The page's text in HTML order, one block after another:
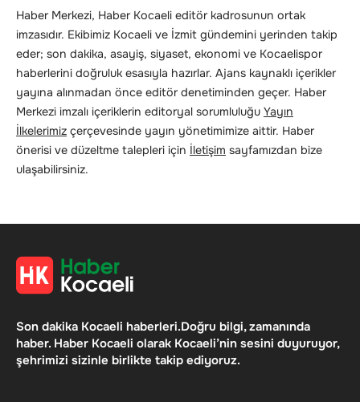
Haber Merkezi, Haber Kocaeli editör kadrosunun ortak
imzasıdır. Ekibimiz Kocaeli ve İzmit gündemini yerinden takip
eder; son dakika, asayiş, siyaset, ekonomi ve Kocaelispor
haberlerini doğruluk esasıyla hazırlar. Ajans kaynaklı içerikler
yayına alınmadan önce editör denetiminden geçer. Haber
Merkezi imzalı içeriklerin editoryal sorumluluğu Yayın
İlkelerimiz çerçevesinde yayın yönetimimize aittir. Haber
önerisi ve düzeltme talepleri için İletişim sayfamızdan bize
ulaşabilirsiniz.
Son dakika Kocaeli haberleri.Doğru bilgi, zamanında
haber. Haber Kocaeli olarak Kocaeli’nin sesini duyuruyor,
şehrimizi sizinle birlikte takip ediyoruz.